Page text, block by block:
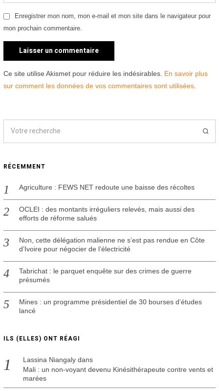
Enregistrer mon nom, mon e-mail et mon site dans le navigateur pour
mon prochain commentaire.
Ce site utilise Akismet pour réduire les indésirables. En savoir plus
sur comment les données de vos commentaires sont utilisées.
RÉCEMMENT
Agriculture : FEWS NET redoute une baisse des récoltes
OCLEI : des montants irréguliers relevés, mais aussi des
efforts de réforme salués
Non, cette délégation malienne ne s’est pas rendue en Côte
d’Ivoire pour négocier de l’électricité
Tabrichat : le parquet enquête sur des crimes de guerre
présumés
Mines : un programme présidentiel de 30 bourses d’études
lancé
ILS (ELLES) ONT RÉAGI
Lassina Niangalydans
Mali : un non-voyant devenu Kinésithérapeute contre vents et
marées